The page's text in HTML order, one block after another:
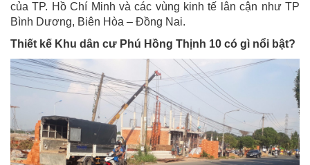
của TP. Hồ Chí Minh và các vùng kinh tế lân cận như TP
Bình Dương, Biên Hòa – Đồng Nai.
Thiết kế Khu dân cư Phú Hồng Thịnh 10 có gì nổi bật?